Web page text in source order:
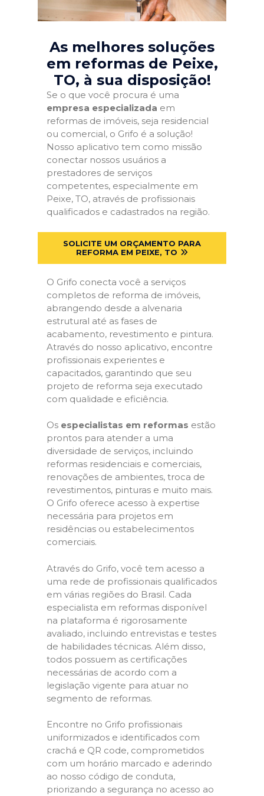
As melhores soluções
em reformas de Peixe,
TO, à sua disposição!
Se o que você procura é uma
empresa especializada em
reformas de imóveis, seja residencial
ou comercial, o Grifo é a solução!
Nosso aplicativo tem como missão
conectar nossos usuários a
prestadores de serviços
competentes, especialmente em
Peixe, TO, através de profissionais
qualificados e cadastrados na região.
SOLICITE UM ORÇAMENTO PARA
REFORMA EM PEIXE, TO
O Grifo conecta você a serviços
completos de reforma de imóveis,
abrangendo desde a alvenaria
estrutural até as fases de
acabamento, revestimento e pintura.
Através do nosso aplicativo, encontre
profissionais experientes e
capacitados, garantindo que seu
projeto de reforma seja executado
com qualidade e eficiência.
Os especialistas em reformas estão
prontos para atender a uma
diversidade de serviços, incluindo
reformas residenciais e comerciais,
renovações de ambientes, troca de
revestimentos, pinturas e muito mais.
O Grifo oferece acesso à expertise
necessária para projetos em
residências ou estabelecimentos
comerciais.
Através do Grifo, você tem acesso a
uma rede de profissionais qualificados
em várias regiões do Brasil. Cada
especialista em reformas disponível
na plataforma é rigorosamente
avaliado, incluindo entrevistas e testes
de habilidades técnicas. Além disso,
todos possuem as certificações
necessárias de acordo com a
legislação vigente para atuar no
segmento de reformas.
Encontre no Grifo profissionais
uniformizados e identificados com
crachá e QR code, comprometidos
com um horário marcado e aderindo
ao nosso código de conduta,
priorizando a segurança no acesso ao